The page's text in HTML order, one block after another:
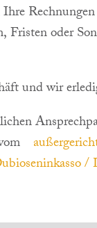
Fristen oder
und wir
/